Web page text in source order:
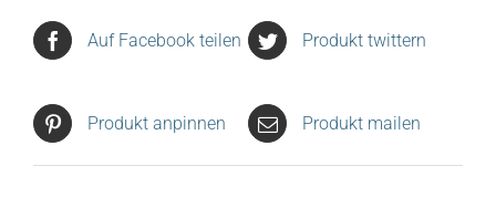
Auf Facebook teilen Produkt twittern
Produkt anpinnen Produkt mailen